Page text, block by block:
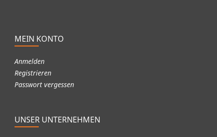
MEIN KONTO
Anmelden
Registrieren
Passwort vergessen
UNSER UNTERNEHMEN